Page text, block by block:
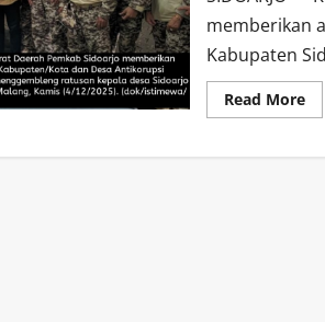
memberikan
Kabupaten
Read More
3